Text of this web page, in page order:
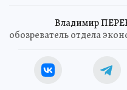
Владимир
обозреватель отдела